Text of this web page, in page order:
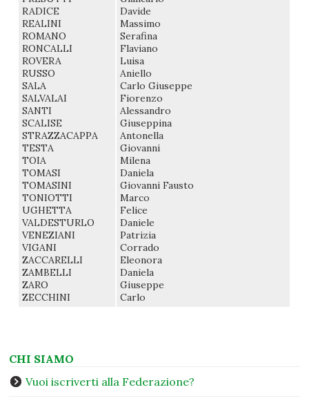
RADICE
REALINI
ROMANO
RONCALLI
ROVERA
RUSSO
SALA
SALVALAI
SANTI
SCALISE
STRAZZACAPPA
TESTA
TOIA
TOMASI
TOMASINI
TONIOTTI
UGHETTA
VALDESTURLO
VENEZIANI
VIGANI
ZACCARELLI
ZAMBELLI
ZARO
ZECCHINI
Davide
Massimo
Serafina
Flaviano
Luisa
Aniello
Carlo Giuseppe
Fiorenzo
Alessandro
Giuseppina
Antonella
Giovanni
Milena
Daniela
Giovanni Fausto
Marco
Felice
Daniele
Patrizia
Corrado
Eleonora
Daniela
Giuseppe
Carlo
CHI SIAMO
Vuoi iscriverti alla Federazione?